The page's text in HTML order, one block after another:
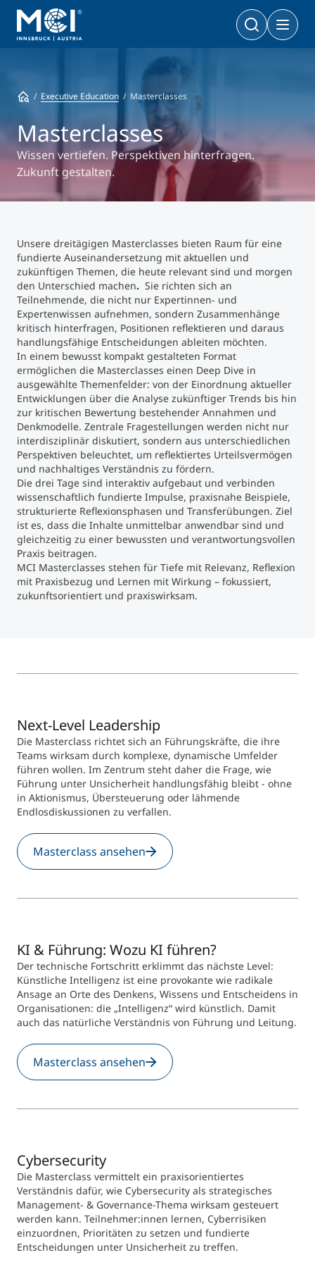
Wirtschaft & Gesellschaft
Technologie & Life Sciences
Master
Wirtschaft & Gesellschaft
Technologie & Life Sciences
Berufsbegleitend studieren
Ein Studium, das zu Ihnen passt
International studieren
An über 300 Partneruniversitäten
Studienberatung
Study Finder Bachelor/Master
Technologie & Life Sciences
Doktorat
Kooperationsmöglichkeiten
Entrepreneurship & Start-ups
Forschung am MCI
PhD | DBA
Executive Master
MBA | MSC | LL. M.
BA
Zertifikats-Lehrgänge
Micro Degrees
Micro Credentials
Masterclasses
Management-Seminare
Technische Weiterbildung
Maßgeschneiderte Programme
Executive Education Masterclasses
Masterclasses
Wissen vertiefen. Perspektiven hinterfragen.
Zukunft gestalten.
Unsere dreitägigen Masterclasses bieten Raum für eine
fundierte Auseinandersetzung mit aktuellen und
zukünftigen Themen, die heute relevant sind und morgen
den Unterschied machen. Sie richten sich an
Teilnehmende, die nicht nur Expertinnen- und
Expertenwissen aufnehmen, sondern Zusammenhänge
kritisch hinterfragen, Positionen reflektieren und daraus
handlungsfähige Entscheidungen ableiten möchten.
In einem bewusst kompakt gestalteten Format
ermöglichen die Masterclasses einen Deep Dive in
ausgewählte Themenfelder: von der Einordnung aktueller
Entwicklungen über die Analyse zukünftiger Trends bis hin
zur kritischen Bewertung bestehender Annahmen und
Denkmodelle. Zentrale Fragestellungen werden nicht nur
interdisziplinär diskutiert, sondern aus unterschiedlichen
Perspektiven beleuchtet, um reflektiertes Urteilsvermögen
und nachhaltiges Verständnis zu fördern.
Die drei Tage sind interaktiv aufgebaut und verbinden
wissenschaftlich fundierte Impulse, praxisnahe Beispiele,
strukturierte Reflexionsphasen und Transferübungen. Ziel
ist es, dass die Inhalte unmittelbar anwendbar sind und
gleichzeitig zu einer bewussten und verantwortungsvollen
Praxis beitragen.
MCI Masterclasses stehen für Tiefe mit Relevanz, Reflexion
mit Praxisbezug und Lernen mit Wirkung – fokussiert,
zukunftsorientiert und praxiswirksam.
Next-Level Leadership
Die Masterclass richtet sich an Führungskräfte, die ihre
Teams wirksam durch komplexe, dynamische Umfelder
führen wollen. Im Zentrum steht daher die Frage, wie
Führung unter Unsicherheit handlungsfähig bleibt - ohne
in Aktionismus, Übersteuerung oder lähmende
Endlosdiskussionen zu verfallen.
Masterclass ansehen
KI & Führung: Wozu KI führen?
Der technische Fortschritt erklimmt das nächste Level:
Künstliche Intelligenz ist eine provokante wie radikale
Ansage an Orte des Denkens, Wissens und Entscheidens in
Organisationen: die „Intelligenz“ wird künstlich. Damit
auch das natürliche Verständnis von Führung und Leitung.
Masterclass ansehen
Cybersecurity
Die Masterclass vermittelt ein praxisorientiertes
Verständnis dafür, wie Cybersecurity als strategisches
Management- & Governance-Thema wirksam gesteuert
werden kann. Teilnehmer:innen lernen, Cyberrisiken
einzuordnen, Prioritäten zu setzen und fundierte
Entscheidungen unter Unsicherheit zu treffen.